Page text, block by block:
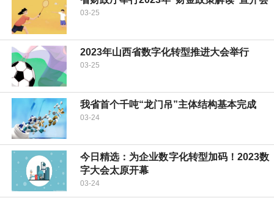
03-25
2023年山西省数字化转型推进大会举行
03-25
我省首个千吨“龙门吊”主体结构基本完成
03-24
今日精选：为企业数字化转型加码！2023数
字大会太原开幕
03-24